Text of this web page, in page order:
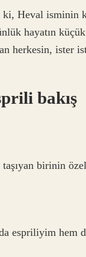
Heval isminin
hayatın küçük
herkesin, ister
bakış
birinin
espriliyim